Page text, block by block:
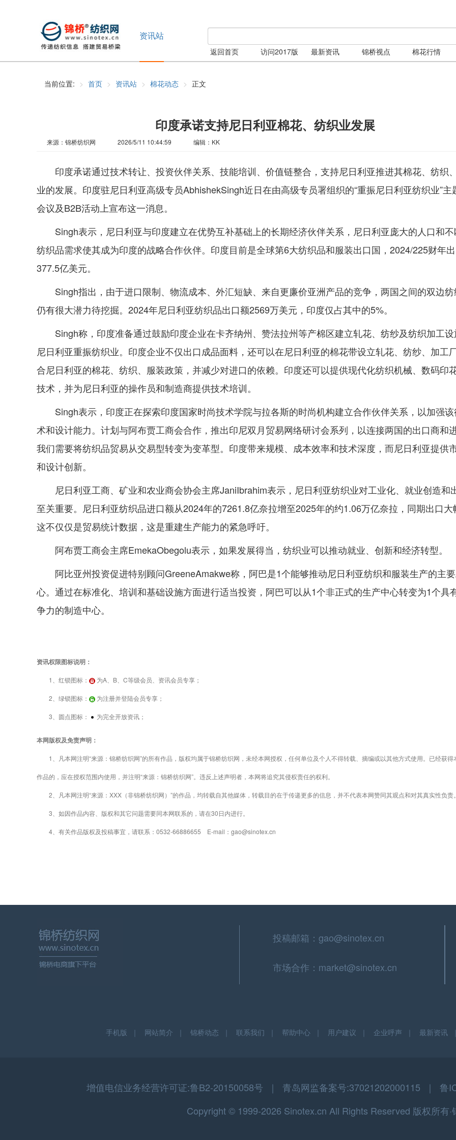
资讯站
返回首页 访问2017版 最新资讯 锦桥视点 棉花行情
当前位置: 首页 资讯站 棉花动态 正文
印度承诺支持尼日利亚棉花、纺织业发展
来源：锦桥纺织网 2026/5/11 10:44:59 编辑：KK
印度承诺通过技术转让、投资伙伴关系、技能培训、价值链整合，支持尼日利亚推进其棉花、纺织
业的发展。印度驻尼日利亚高级专员AbhishekSingh近日在由高级专员署组织的“重振尼日利亚纺织业”主
会议及B2B活动上宣布这一消息。
Singh表示，尼日利亚与印度建立在优势互补基础上的长期经济伙伴关系，尼日利亚庞大的人口和
纺织品需求使其成为印度的战略合作伙伴。印度目前是全球第6大纺织品和服装出口国，2024/225财年
377.5亿美元。
Singh指出，由于进口限制、物流成本、外汇短缺、来自更廉价亚洲产品的竞争，两国之间的双边
仍有很大潜力待挖掘。2024年尼日利亚纺织品出口额2569万美元，印度仅占其中的5%。
Singh称，印度准备通过鼓励印度企业在卡齐纳州、赞法拉州等产棉区建立轧花、纺纱及纺织加工
尼日利亚重振纺织业。印度企业不仅出口成品面料，还可以在尼日利亚的棉花带设立轧花、纺纱、加工
合尼日利亚的棉花、纺织、服装政策，并减少对进口的依赖。印度还可以提供现代化纺织机械、数码印
技术，并为尼日利亚的操作员和制造商提供技术培训。
Singh表示，印度正在探索印度国家时尚技术学院与拉各斯的时尚机构建立合作伙伴关系，以加强
术和设计能力。计划与阿布贾工商会合作，推出印尼双月贸易网络研讨会系列，以连接两国的出口商和进
我们需要将纺织品贸易从交易型转变为变革型。印度带来规模、成本效率和技术深度，而尼日利亚提供
和设计创新。
尼日利亚工商、矿业和农业商会协会主席JaniIbrahim表示，尼日利亚纺织业对工业化、就业创造和
至关重要。尼日利亚纺织品进口额从2024年的7261.8亿奈拉增至2025年的约1.06万亿奈拉，同期出口大
这不仅仅是贸易统计数据，这是重建生产能力的紧急呼吁。
阿布贾工商会主席EmekaObegolu表示，如果发展得当，纺织业可以推动就业、创新和经济转型。
阿比亚州投资促进特别顾问GreeneAmakwe称，阿巴是1个能够推动尼日利亚纺织和服装生产的主
心。通过在标准化、培训和基础设施方面进行适当投资，阿巴可以从1个非正式的生产中心转变为1个具
争力的制造中心。
资讯权限图标说明：
1、红锁图标： 为A、B、C等级会员、资讯会员专享；
2、绿锁图标： 为注册并登陆会员专享；
3、圆点图标： 为完全开放资讯；
本网版权及免责声明：
1、凡本网注明“来源：锦桥纺织网”的所有作品，版权均属于锦桥纺织网，未经本网授权，任何单位及个人不得转载、摘编或以其他方式使用。已经获得
作品的，应在授权范围内使用，并注明“来源：锦桥纺织网”。违反上述声明者，本网将追究其侵权责任的权利。
2、凡本网注明“来源：XXX（非锦桥纺织网）”的作品，均转载自其他媒体，转载目的在于传递更多的信息，并不代表本网赞同其观点和对其真实性负责。
3、如因作品内容、版权和其它问题需要同本网联系的，请在30日内进行。
4、有关作品版权及投稿事宜，请联系：0532-66886655 E-mail：gao@sinotex.cn
投稿邮箱：gao@sinotex.cn
市场合作：market@sinotex.cn
手机版 ｜ 网站简介 ｜ 锦桥动态 ｜ 联系我们 ｜ 帮助中心 ｜ 用户建议 ｜ 企业呼声 ｜ 最新资讯
增值电信业务经营许可证:鲁B2-20150058号 ｜ 青岛网监备案号:37021202000115 ｜ 鲁
Copyright © 1999-2026 Sinotex.cn All Rights Reserved 版权所有·